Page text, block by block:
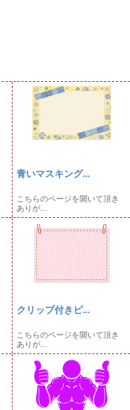
青いマスキング...
こちらのページを開いて頂き
ありが...
クリップ付きピ...
こちらのページを開いて頂き
ありが...